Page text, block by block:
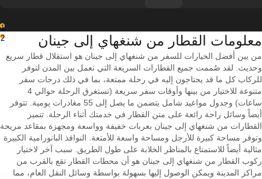
1
2
معلومات القطار من ‎شنغهاي إلى ‎جينان
من بين أفضل الخيارات للسفر من شنغهاي إلى جينان هو استقلال قطار سريع
وحديث. لقد صُممت جميع القطارات السريعة التي تعمل بين المدن لتوفر
للركاب كل ما قد يحتاجون إليه في رحلة ممتعة، بما في ذلك درجات سفر
متنوعة للاختيار من بينها وأوقات سفر سريعة (تستغرق الرحلة حوالي 4
ساعات) وجدول مواعيد شامل يتضمن ما يصل إلى 55 مغادرات يومية. تتوفر
أيضاً وسائل راحة رائعة على متن القطار في خدمتك أثناء الرحلة. تتميز
القطارات من شنغهاي إلى جينان بعربات خفيفة وواسعة ومجهزة بمقاعد مريحة
وتوفر مساحة كبيرة للأرجل ومساحة واسعة للأمتعة. النوافذ البانورامية الكبيرة
مثالية أيضاً للاستمتاع بالمناظر الخلابة على طول الطريق. سبب آخر لاختيار
ركوب القطار من شنغهاي إلى جينان هو أن محطات القطار تقع بالقرب من
مراكز المدينة ويمكن الوصول إليها بسهولة بواسطة وسائل النقل العام، مما